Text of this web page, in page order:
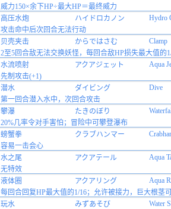
威力150×余下HP÷最大HP＝最终威力
高压水炮
ハイドロカノン
Hydro
攻击命中后次回合无法行动
贝壳夹击
からではさむ
Clamp
2至5回合敌无法交换妖怪，每回合敌HP损失最大值的
水流喷射
アクアジェット
Aqua
先制攻击(+1)
潜水
ダイビング
Dive
第一回合潜入水中，次回合攻击
攀瀑
たきのぼり
20%几率令对手害怕；冒险中可攀登瀑布
螃蟹拳
クラブハンマー
容易一击会心
水之尾
アクアテール
Aqua
无特效
液体圈
アクアリング
Aqua
每回合回复HP最大值的1/16；允许被接力，巨大根茎
玩水
みずあそび
Water